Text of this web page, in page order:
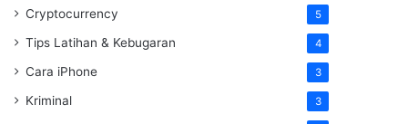
Cryptocurrency 5
Tips Latihan & Kebugaran 4
Cara iPhone 3
Kriminal 3